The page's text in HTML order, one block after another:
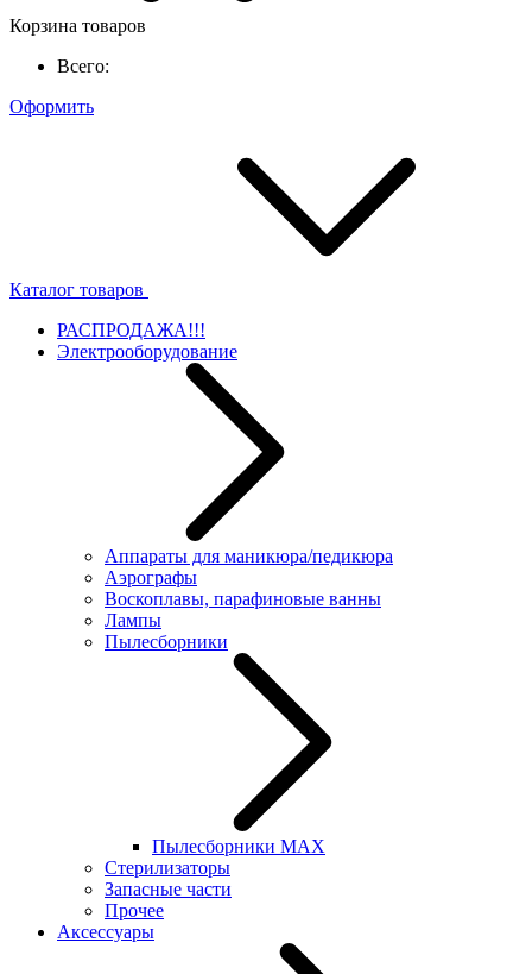
Корзина товаров
Всего:
Оформить
Каталог товаров
РАСПРОДАЖА!!!
Электрооборудование
Аппараты для маникюра/педикюра
Аэрографы
Воскоплавы, парафиновые ванны
Лампы
Пылесборники
Пылесборники MAX
Стерилизаторы
Запасные части
Прочее
Аксессуары